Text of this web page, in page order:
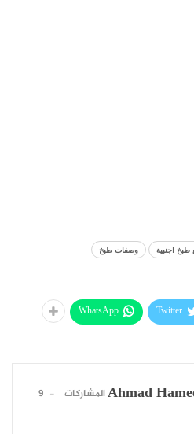
طبخ اجنبية وصفات طبخ
Twitter
WhatsApp
Ahmad
9